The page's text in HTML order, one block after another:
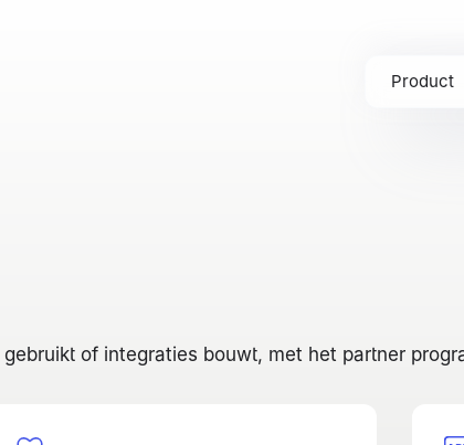
Product
gebruikt of integraties bouwt, met het partner